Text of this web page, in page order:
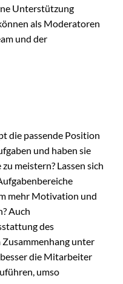
Unterstützung
als Moderatoren
und der
die passende Position
und haben sie
meistern? Lassen sich
mehr Motivation und
Auch
des
unter
die Mitarbeiter
umso